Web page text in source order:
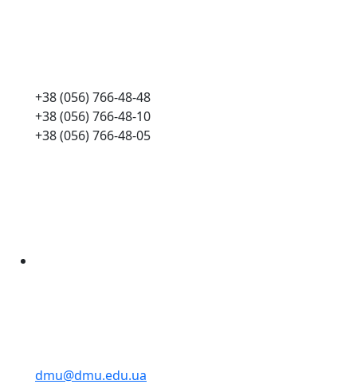
+38 (056) 766-48-48
+38 (056) 766-48-10
+38 (056) 766-48-05
dmu@dmu.edu.ua